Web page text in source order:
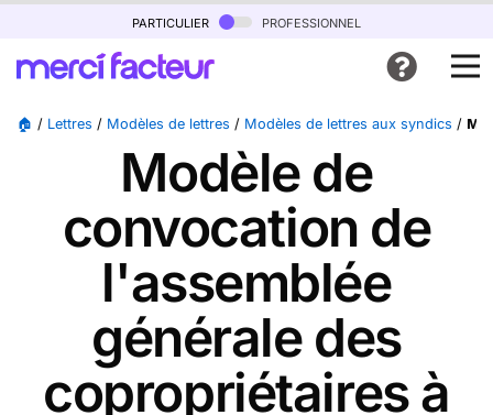
particulier professionnel
🏠 / Lettres / Modèles de lettres / Modèles de lettres aux syndics /
Modèle de
convocation de
l'assemblée
générale des
copropriétaires à